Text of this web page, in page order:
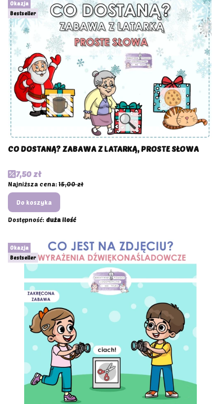
Okazja
Bestseller
CO DOSTANĄ? ZABAWA Z LATARKĄ, PROSTE SŁOWA
Cena promocyjna
7,50 zł
Najniższa cena: 15,00 zł
Do koszyka
Dostępność: duża ilość
Okazja
Bestseller